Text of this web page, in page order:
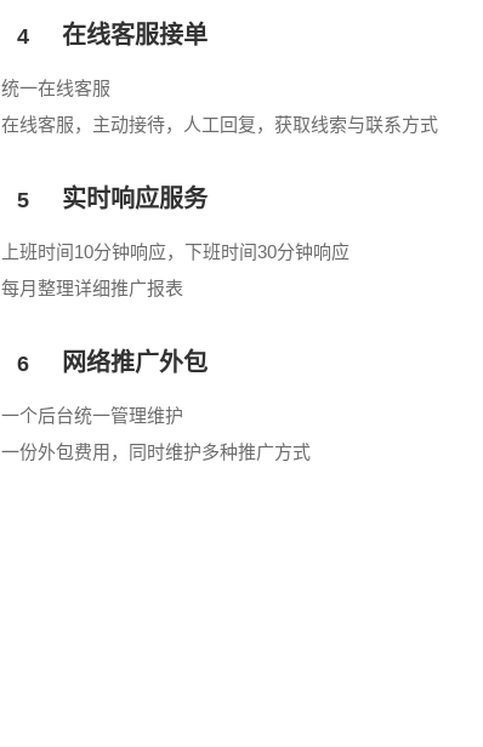
4 在线客服接单
统一在线客服
在线客服，主动接待，人工回复，获取线索与联系方式
5 实时响应服务
上班时间10分钟响应，下班时间30分钟响应
每月整理详细推广报表
6 网络推广外包
一个后台统一管理维护
一份外包费用，同时维护多种推广方式